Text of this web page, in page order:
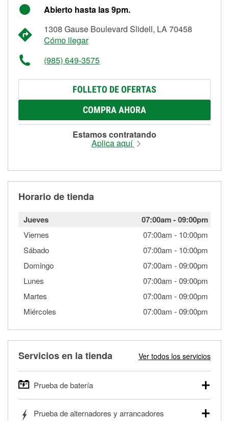
Abierto hasta las 9pm.
1308 Gause Boulevard Slidell, LA 70458
Cómo llegar
(985) 649-3575
FOLLETO DE OFERTAS
COMPRA AHORA
Estamos contratando
Aplica aquí
Horario de tienda
Jueves 07:00am-09:00pm
Viernes 07:00am - 10:00pm
Sábado
07:00am - 10:00pm
Domingo
07:00am -09:00pm
Lunes
07:00am -09:00pm
Martes
07:00am -09:00pm
Miércoles
07:00am -09:00pm
Servicios en la tienda Ver todos los servicios
Prueba de batería
autos, camionetas, SUVs, vehículos comerciales y
Prueba de alternadores y arrancadores